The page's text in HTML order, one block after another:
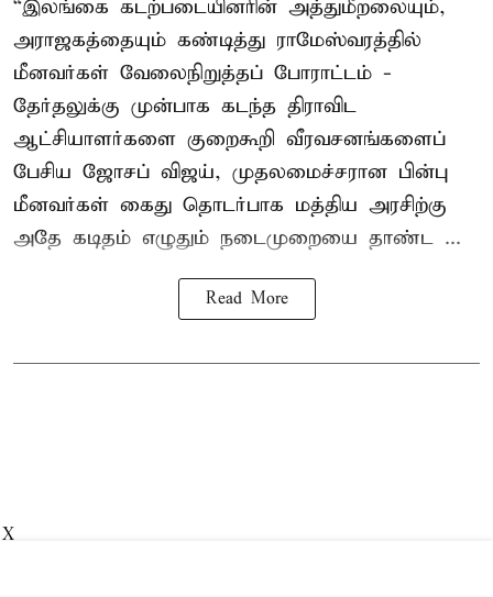
“இலங்கை கடற்படையினரின் அத்துமீறலையும்,
அராஜகத்தையும் கண்டித்து ராமேஸ்வரத்தில்
மீனவர்கள் வேலைநிறுத்தப் போராட்டம் -
தேர்தலுக்கு முன்பாக கடந்த திராவிட
ஆட்சியாளர்களை குறைகூறி வீரவசனங்களைப்
பேசிய ஜோசப் விஜய், முதலமைச்சரான பின்பு
மீனவர்கள் கைது தொடர்பாக மத்திய அரசிற்கு
அதே கடிதம் எழுதும் நடைமுறையை தாண்ட ...
Read More
X